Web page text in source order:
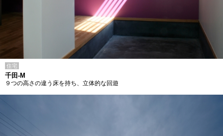
住宅
千田-M
９つの高さの違う床を持ち、立体的な回遊